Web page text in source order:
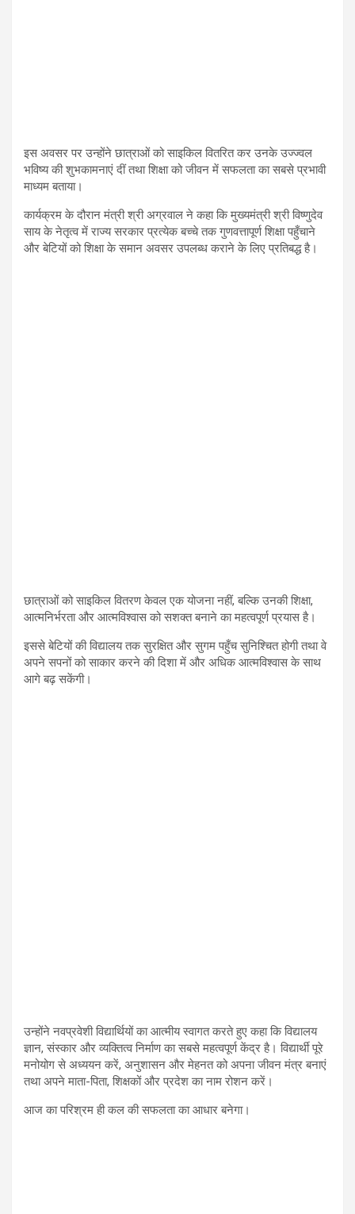
इस अवसर पर उन्होंने छात्राओं को साइकिल वितरित कर उनके उज्ज्वल
भविष्य की शुभकामनाएं दीं तथा शिक्षा को जीवन में सफलता का सबसे प्रभावी
माध्यम बताया।
कार्यक्रम के दौरान मंत्री श्री अग्रवाल ने कहा कि मुख्यमंत्री श्री विष्णुदेव
साय के नेतृत्व में राज्य सरकार प्रत्येक बच्चे तक गुणवत्तापूर्ण शिक्षा पहुँचाने
और बेटियों को शिक्षा के समान अवसर उपलब्ध कराने के लिए प्रतिबद्ध है।
छात्राओं को साइकिल वितरण केवल एक योजना नहीं, बल्कि उनकी शिक्षा,
आत्मनिर्भरता और आत्मविश्वास को सशक्त बनाने का महत्वपूर्ण प्रयास है।
इससे बेटियों की विद्यालय तक सुरक्षित और सुगम पहुँच सुनिश्चित होगी तथा वे
अपने सपनों को साकार करने की दिशा में और अधिक आत्मविश्वास के साथ
आगे बढ़ सकेंगी।
उन्होंने नवप्रवेशी विद्यार्थियों का आत्मीय स्वागत करते हुए कहा कि विद्यालय
ज्ञान, संस्कार और व्यक्तित्व निर्माण का सबसे महत्वपूर्ण केंद्र है। विद्यार्थी पूरे
मनोयोग से अध्ययन करें, अनुशासन और मेहनत को अपना जीवन मंत्र बनाएं
तथा अपने माता-पिता, शिक्षकों और प्रदेश का नाम रोशन करें।
आज का परिश्रम ही कल की सफलता का आधार बनेगा।